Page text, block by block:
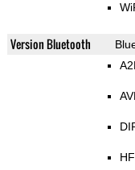
Version Bluetooth